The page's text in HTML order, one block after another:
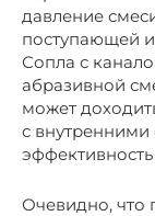
давление
поступающей
Сопла с
абразивной
может
с
Очевидно, что